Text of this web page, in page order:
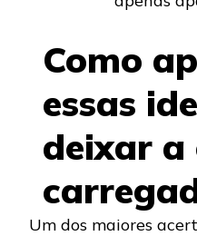
Como
essas
deixar a
Um dos maiores